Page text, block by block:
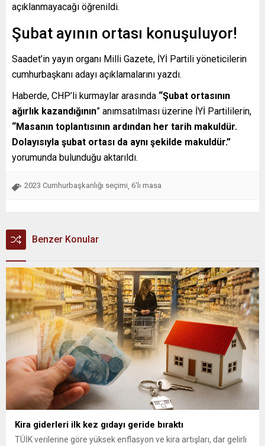
açıklanmayacağı öğrenildi.
Şubat ayının ortası konuşuluyor!
Saadet’in yayın organı Milli Gazete, İYİ Partili yöneticilerin
cumhurbaşkanı adayı açıklamalarını yazdı.
Haberde, CHP’li kurmaylar arasında “Şubat ortasının
ağırlık kazandığının” anımsatılması üzerine İYİ Partililerin,
“Masanın toplantısının ardından her tarih makuldür.
Dolayısıyla şubat ortası da aynı şekilde makuldür.”
yorumunda bulunduğu aktarıldı.
2023 Cumhurbaşkanlığı seçimi 6'lı masa
Benzer Konular
Kira giderleri ilk kez gıdayı geride bıraktı
TÜİK verilerine göre yüksek enflasyon ve kira artışları, dar gelirli